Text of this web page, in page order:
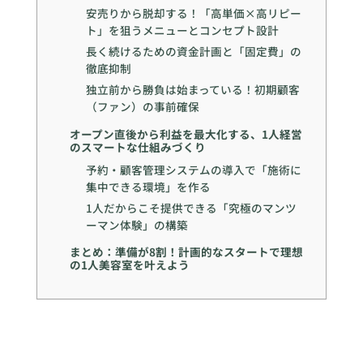
安売りから脱却する！「高単価×高リピー
ト」を狙うメニューとコンセプト設計
長く続けるための資金計画と「固定費」の
徹底抑制
独立前から勝負は始まっている！初期顧客
（ファン）の事前確保
オープン直後から利益を最大化する、1人経営
のスマートな仕組みづくり
予約・顧客管理システムの導入で「施術に
集中できる環境」を作る
1人だからこそ提供できる「究極のマンツ
ーマン体験」の構築
まとめ：準備が8割！計画的なスタートで理想
の1人美容室を叶えよう